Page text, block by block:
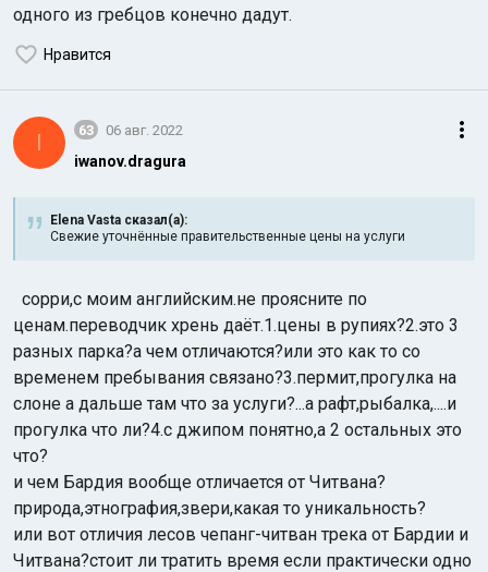
одного из гребцов конечно дадут.
Нравится
I 63 06 авг. 2022
iwanov.dragura
Elena Vasta сказал(а):
Свежие уточнённые правительственные цены на услуги
сорри,с моим английским.не проясните по
ценам.переводчик хрень даёт.1.цены в рупиях?2.это 3
разных парка?а чем отличаются?или это как то со
временем пребывания связано?3.пермит,прогулка на
слоне а дальше там что за услуги?...а рафт,рыбалка,....и
прогулка что ли?4.с джипом понятно,а 2 остальных это
что?
и чем Бардия вообще отличается от Читвана?
природа,этнография,звери,какая то уникальность?
или вот отличия лесов чепанг-читван трека от Бардии и
Читвана?стоит ли тратить время если практически одно